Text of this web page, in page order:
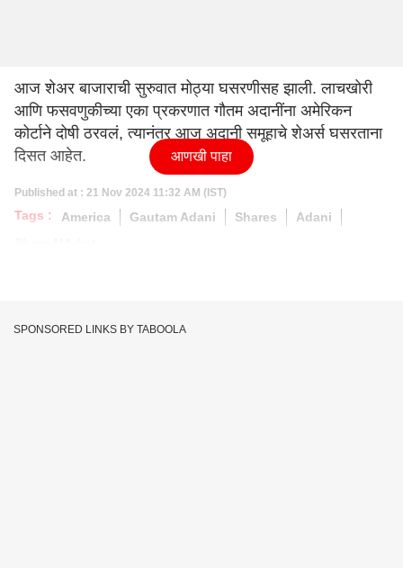
आज शेअर बाजाराची सुरुवात मोठ्या घसरणीसह झाली. लाचखोरी
आणि फसवणुकीच्या एका प्रकरणात गौतम अदानींना अमेरिकन
कोर्टाने दोषी ठरवलं, त्यानंतर आज अदानी समूहाचे शेअर्स घसरताना
दिसत आहेत.
Published at : 21 Nov 2024 11:32 AM (IST)
Tags : America Gautam Adani Shares
Adani
आणखी पाहा
SPONSORED LINKS BY TABOOLA